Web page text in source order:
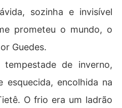
sozinha e invisível
prometeu o mundo, o
Guedes.
tempestade de inverno,
encolhida na
O frio era um ladrão